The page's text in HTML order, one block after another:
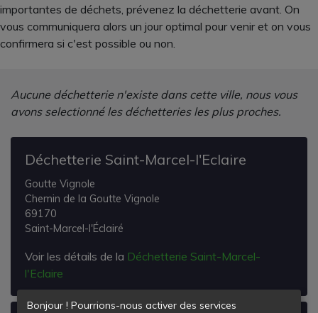
importantes de déchets, prévenez la déchetterie avant. On
vous communiquera alors un jour optimal pour venir et on vous
confirmera si c'est possible ou non.
Aucune déchetterie n'existe dans cette ville, nous vous
avons selectionné les déchetteries les plus proches.
Déchetterie Saint-Marcel-l'Eclaire
Goutte Vignole
Chemin de la Goutte Vignole
69170
Saint-Marcel-l'Éclairé
Voir les détails de la Déchetterie Saint-Marcel-
l'Eclaire
Bonjour ! Pourrions-nous activer des services